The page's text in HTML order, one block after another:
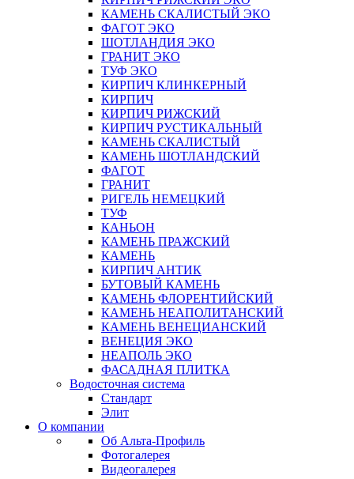
КАМЕНЬ СКАЛИСТЫЙ ЭКО
ФАГОТ ЭКО
ШОТЛАНДИЯ ЭКО
ГРАНИТ ЭКО
ТУФ ЭКО
КИРПИЧ КЛИНКЕРНЫЙ
КИРПИЧ
КИРПИЧ РИЖСКИЙ
КИРПИЧ РУСТИКАЛЬНЫЙ
КАМЕНЬ СКАЛИСТЫЙ
КАМЕНЬ ШОТЛАНДСКИЙ
ФАГОТ
ГРАНИТ
РИГЕЛЬ НЕМЕЦКИЙ
ТУФ
КАНЬОН
КАМЕНЬ ПРАЖСКИЙ
КАМЕНЬ
КИРПИЧ АНТИК
БУТОВЫЙ КАМЕНЬ
КАМЕНЬ ФЛОРЕНТИЙСКИЙ
КАМЕНЬ НЕАПОЛИТАНСКИЙ
КАМЕНЬ ВЕНЕЦИАНСКИЙ
ВЕНЕЦИЯ ЭКО
НЕАПОЛЬ ЭКО
ФАСАДНАЯ ПЛИТКА
Водосточная система
Стандарт
Элит
О компании
Об Альта-Профиль
Фотогалерея
Видеогалерея